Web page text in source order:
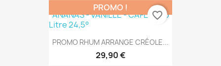
PROMO RHUM ARRANGE CRÉOLE...
29,90 €
PROMO !
favorite_border